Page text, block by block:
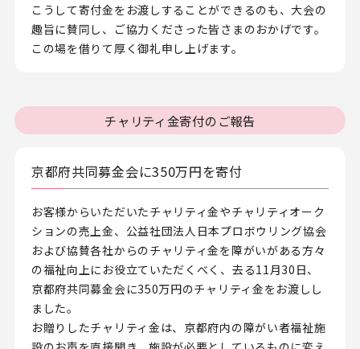
こうして寄付金をお渡しすることができるのも、大会の
趣旨に賛同し、ご協力くださった皆さまのおかげです。
この場を借りて厚く御礼申し上げます。
チャリティ金寄付のご報告
京都府共同募金会に350万円を寄付
お客様からいただいたチャリティ金やチャリティオーク
ションの売上金、公益社団法人日本プロボウリング協会
および協賛各社からのチャリティ金を障がいがある方々
の福祉向上にお役立ていただくべく、去る11月30日、
京都府共同募金会に350万円のチャリティ金をお渡しし
ました。
お贈りしたチャリティ金は、京都府内の障がい者福祉施